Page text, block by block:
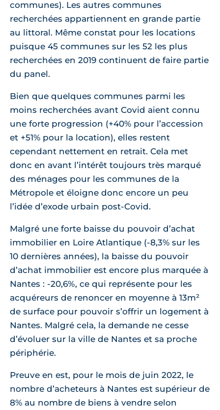
communes). Les autres communes
recherchées appartiennent en grande partie
au littoral. Même constat pour les locations
puisque 45 communes sur les 52 les plus
recherchées en 2019 continuent de faire partie
du panel.
Bien que quelques communes parmi les
moins recherchées avant Covid aient connu
une forte progression (+40% pour l’accession
et +51% pour la location), elles restent
cependant nettement en retrait. Cela met
donc en avant l’intérêt toujours très marqué
des ménages pour les communes de la
Métropole et éloigne donc encore un peu
l’idée d’exode urbain post-Covid.
Malgré une forte baisse du pouvoir d’achat
immobilier en Loire Atlantique (-8,3% sur les
10 dernières années), la baisse du pouvoir
d’achat immobilier est encore plus marquée à
Nantes : -20,6%, ce qui représente pour les
acquéreurs de renoncer en moyenne à 13m²
de surface pour pouvoir s’offrir un logement à
Nantes. Malgré cela, la demande ne cesse
d’évoluer sur la ville de Nantes et sa proche
périphérie.
Preuve en est, pour le mois de juin 2022, le
nombre d’acheteurs à Nantes est supérieur de
8% au nombre de biens à vendre selon